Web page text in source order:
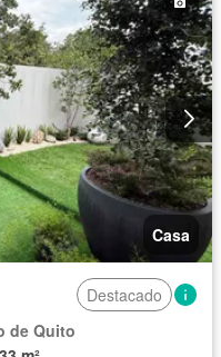
Casa
Destacado
de Quito